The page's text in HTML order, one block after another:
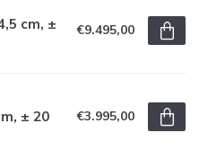
cm, ± €9.495,00
± 20 €3.995,00